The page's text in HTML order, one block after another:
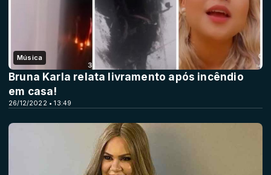
Música
26/12/2022 • 13:49
Bruna Karla relata livramento após incêndio
em casa!